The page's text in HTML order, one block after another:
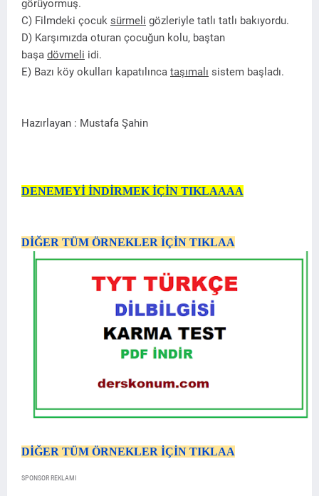
görüyormuş.
C) Filmdeki çocuk sürmeli gözleriyle tatlı tatlı bakıyordu.
D) Karşımızda oturan çocuğun kolu, baştan
başa dövmeli idi.
E) Bazı köy okulları kapatılınca taşımalı sistem başladı.
Hazırlayan : Mustafa Şahin
DENEMEYİ İNDİRMEK İÇİN TIKLAAAA
DİĞER TÜM ÖRNEKLER İÇİN TIKLAA
DİĞER TÜM ÖRNEKLER İÇİN TIKLAA
SPONSOR REKLAMI